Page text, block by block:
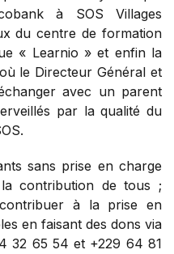
à SOS Villages
du centre de formation
« Learnio » et enfin la
le Directeur Général et
avec un parent
par la qualité du
sans prise en charge
contribution de tous ;
à la prise en
en faisant des dons via
32 65 54 et +229 64 81